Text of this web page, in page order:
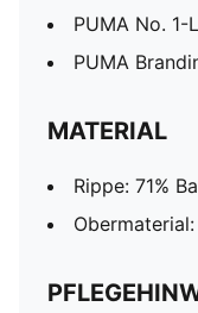
PUMA No. 1-
PUMA
MATERIAL
Rippe: 71%